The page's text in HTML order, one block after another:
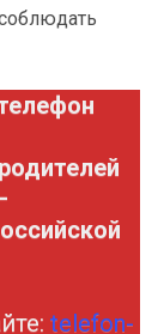
telefon-